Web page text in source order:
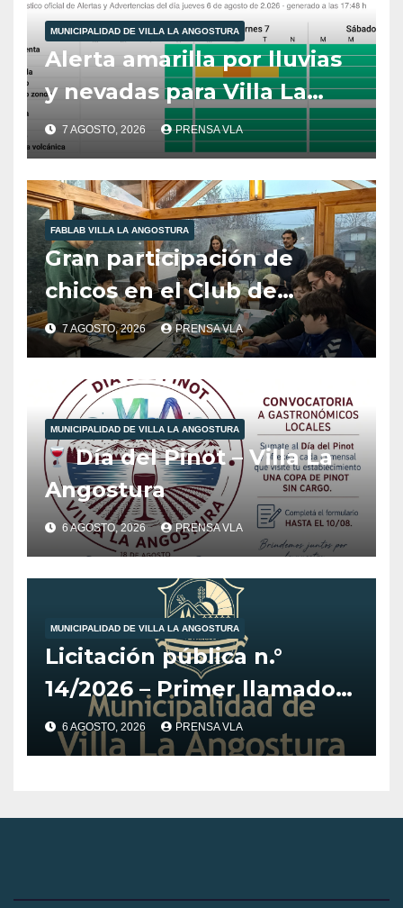
MUNICIPALIDAD DE VILLA LA ANGOSTURA
Alerta amarilla por lluvias
y nevadas para Villa La
Angostura.
7 AGOSTO, 2026 PRENSA VLA
FABLAB VILLA LA ANGOSTURA
Gran participación de
chicos en el Club de
Robótica de FabLab
Angostura.
7 AGOSTO, 2026 PRENSA VLA
MUNICIPALIDAD DE VILLA LA ANGOSTURA
Día del Pinot – Villa La
Angostura
6 AGOSTO, 2026 PRENSA VLA
MUNICIPALIDAD DE VILLA LA ANGOSTURA
Licitación pública n.°
14/2026 – Primer llamado
para la adquisición de
vehículo adaptado para
6 AGOSTO, 2026 PRENSA VLA